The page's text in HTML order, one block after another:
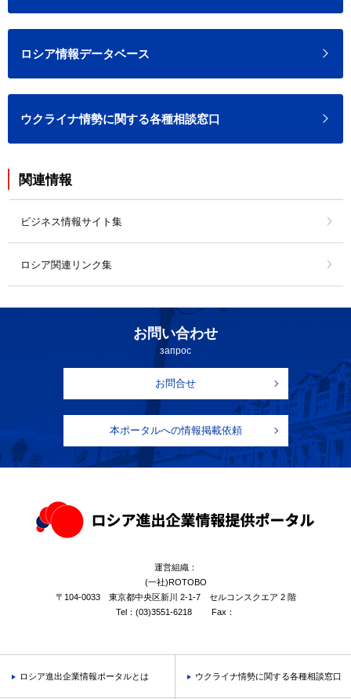
ロシア情報データベース
ウクライナ情勢に関する各種相談窓口
関連情報
ビジネス情報サイト集
ロシア関連リンク集
お問い合わせ
запрос
お問合せ
本ポータルへの情報掲載依頼
運営組織：
(一社)ROTOBO
〒104-0033 東京都中央区新川 2-1-7 セルコンスクエア 2 階
Tel： (03)3551-6218 Fax：
ロシア進出企業情報ポータルとは ウクライナ情勢に関する各種相談窓口